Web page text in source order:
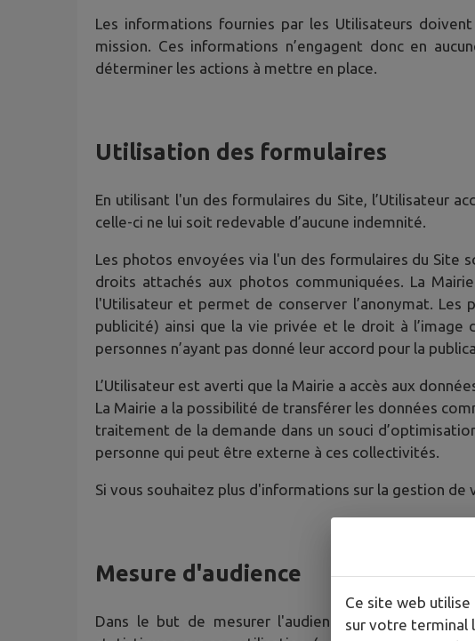
Les informations fournies par les Utilisateurs
mission. Ces informations n’engagent donc en
déterminer les actions à mettre en place.
Utilisation des formulaires
En utilisant l'un des formulaires du Site, l’Utilisateur
celle-ci ne lui soit redevable d’aucune indemnité.
Les photos envoyées via l'un des formulaires du Site
droits attachés aux photos communiquées. La
l'Utilisateur et permet de conserver l’anonymat.
publicité) ainsi que la vie privée et le droit à l’image
personnes n’ayant pas donné leur accord pour la
L’Utilisateur est averti que la Mairie a accès aux
La Mairie a la possibilité de transférer les données
traitement de la demande dans un souci
personne qui peut être externe à ces collectivités.
Si vous souhaitez plus d'informations sur la gestion
Mesure d'audience
Dans le but de mesurer l'audience du Site, celui-ci
Ce site web
sur votre terminal